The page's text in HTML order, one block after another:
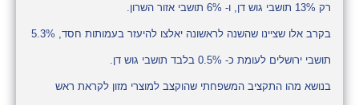
רק 13% תושבי גוש דן, ו- 6% תושבי אזור השרון.
בקרב אלו שציינו שהשנה לראשונה יאלצו להיעזר בעמותות חסד, 5.3%
תושבי ירושלים לעומת כ- 0.5% בלבד תושבי גוש דן.
בנושא מהו התקציב המשפחתי שהוקצב למוצרי מזון לקראת ראש